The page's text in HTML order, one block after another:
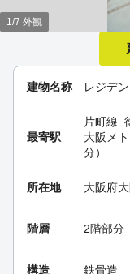
建物名称 レジデ
最寄駅
片町線
大阪メ
分）
所在地 大阪府
階層 2階部分
構造 鉄骨造
1/7 外観